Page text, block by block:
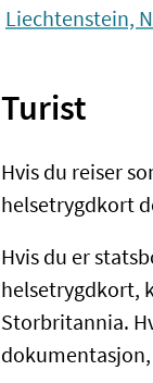
Liechtenstein,
Turist
Hvis du reiser
helsetrygdkort
Hvis du er
helsetrygdkort,
Storbritannia.